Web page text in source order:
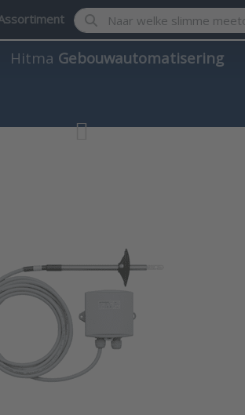
Enter a search term.
Hitma Gebouwautomatisering